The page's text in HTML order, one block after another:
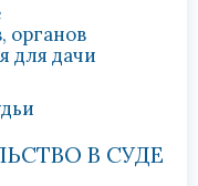
органов
для дачи
В СУДЕ